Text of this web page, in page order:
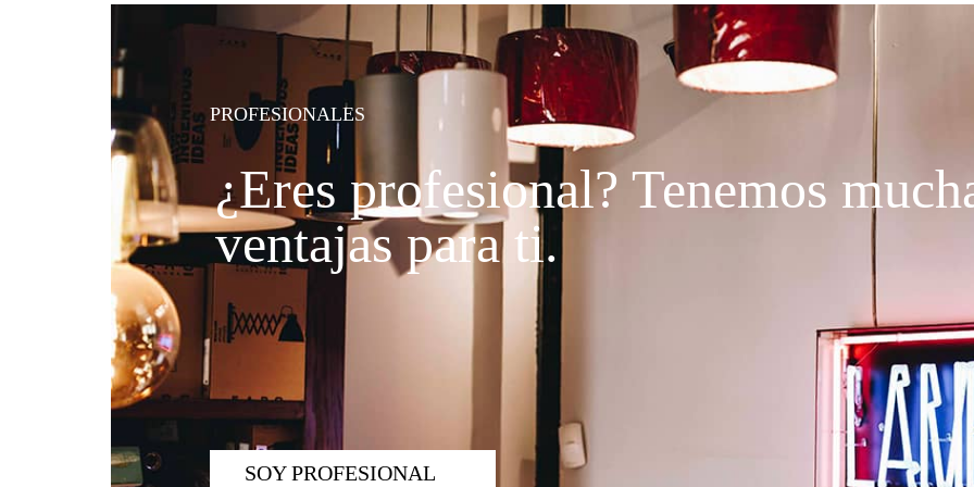
PROFESIONALES
¿Eres profesional? Tenemos
ventajas para ti.
SOY PROFESIONAL